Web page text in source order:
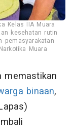
Kelas IIA Muara
kesehatan rutin
pemasyarakatan
Muara
memastikan
binaan,